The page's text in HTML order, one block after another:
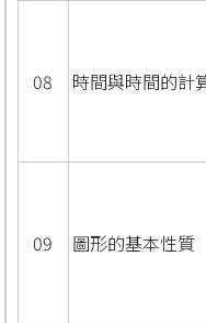
08 時間與時間的計
09 圖形的基本性質